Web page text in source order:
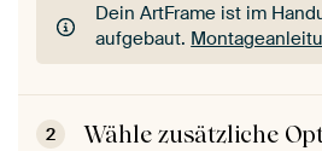
Dein ArtFrame ist im
aufgebaut.
Dein ArtFrame ist im
aufgebaut.
2 Wähle zusätzliche